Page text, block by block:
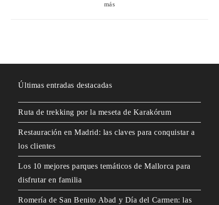
más
Últimas entradas destacadas
Ruta de trekking por la meseta de Karakórum
Restauración en Madrid: las claves para conquistar a
los clientes
Los 10 mejores parques temáticos de Mallorca para
disfrutar en familia
Romería de San Benito Abad y Día del Carmen: las